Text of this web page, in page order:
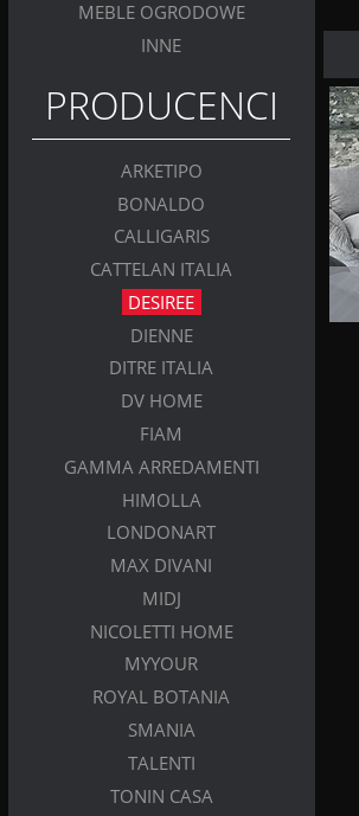
MEBLE OGRODOWE
INNE
PRODUCENCI
ARKETIPO
BONALDO
CALLIGARIS
CATTELAN ITALIA
DESIREE
DIENNE
DITRE ITALIA
DV HOME
FIAM
GAMMA ARREDAMENTI
HIMOLLA
LONDONART
MAX DIVANI
MIDJ
NICOLETTI HOME
MYYOUR
ROYAL BOTANIA
SMANIA
TALENTI
TONIN CASA